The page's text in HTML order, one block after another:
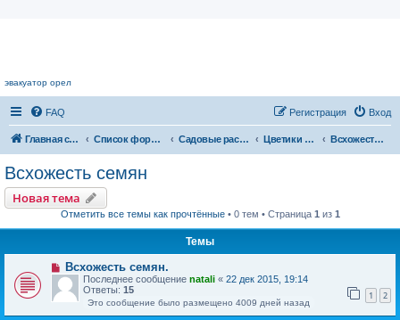
эвакуатор орел
FAQ Вход
Регистрация
Главная страница Список форумов Садовые растения Цветики - цветочки Всхожесть семян
Всхожесть семян
Новая тема
Отметить все темы как прочтённые• 0 тем • Страница 1 из 1
Темы
Всхожесть семян.
Последнее сообщение natali « 22 дек 2015, 19:14
Ответы: 15 1 2
Это сообщение было размещено 4009 дней назад